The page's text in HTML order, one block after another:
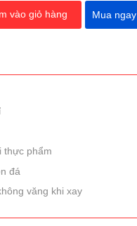
vào giỏ hàng Mua ngay
thực phẩm
đá
văng khi xay